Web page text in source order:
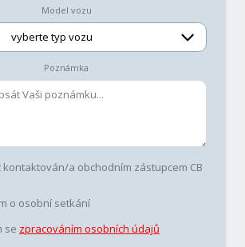
Model vozu
vyberte typ vozu
Poznámka
kontaktován/a obchodním zástupcem CB
o osobní setkání
se zpracováním osobních údajů